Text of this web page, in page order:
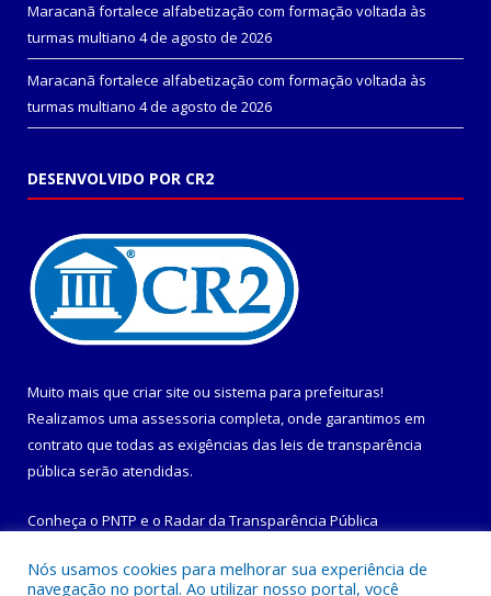
Maracanã fortalece alfabetização com formação voltada às
turmas multiano 4 de agosto de 2026
Maracanã fortalece alfabetização com formação voltada às
turmas multiano 4 de agosto de 2026
DESENVOLVIDO POR CR2
Muito mais que criar site ou sistema para prefeituras!
Realizamos uma assessoria completa, onde garantimos em
contrato que todas as exigências das leis de transparência
pública serão atendidas.
Conheça o PNTP e o Radar da Transparência Pública
Nós usamos cookies para melhorar sua experiência de
navegação no portal. Ao utilizar nosso portal, você